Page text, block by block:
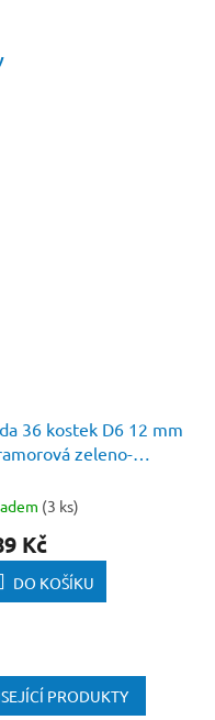
36 kostek D6 12 mm
zeleno-
(3 ks)
Kč
DO KOŠÍKU
PRODUKTY